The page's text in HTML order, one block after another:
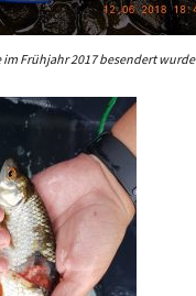
im Frühjahr 2017 besendert wurde